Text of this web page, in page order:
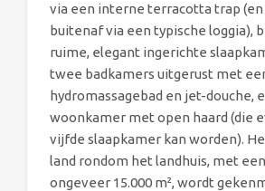
via een interne terracotta trap (en
buitenaf via een typische loggia),
ruime, elegant ingerichte
twee badkamers uitgerust met
hydromassagebad en jet-douche,
woonkamer met open haard (die
vijfde slaapkamer kan worden).
land rondom het landhuis, met
ongeveer 15.000 m², wordt